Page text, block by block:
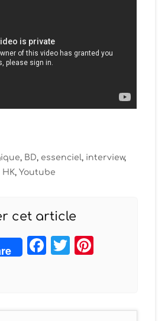
, BD, essenciel, interview,
HK,Youtube
cet article
Facebook
Twitter